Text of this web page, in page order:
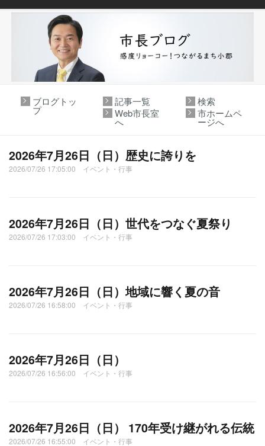
ブログトッ
プ
記事一覧
検索
Web市長室
へ
市ホームペ
ージへ
2026年7月26日（日）歴史に誇りを
2026/07/26 17:05:00 イベント・行事
2026年7月26日（日）世代をつなぐ夏祭り
2026/07/26 17:03:00 イベント・行事
2026年7月26日（日）地域に響く夏の音
2026/07/26 16:58:00 イベント・行事
2026年7月26日（日）
2026/07/26 16:56:00 イベント・行事
2026年7月26日（日） 170年受け継がれる伝統
2026/07/26 16:55:00 イベント・行事